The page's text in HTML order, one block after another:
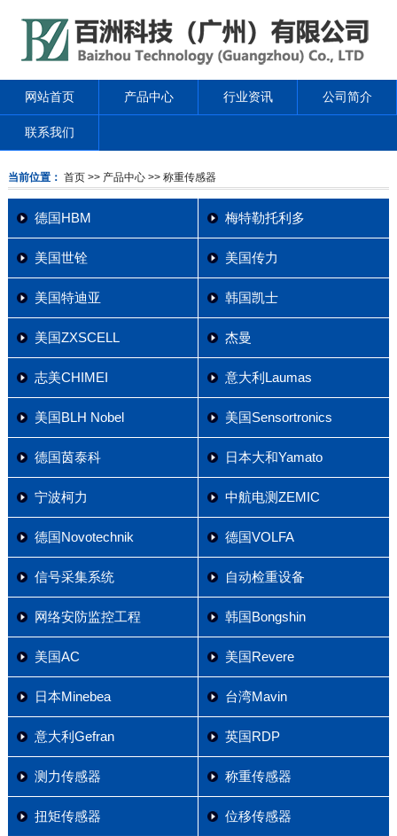
网站首页 产品中心 行业资讯 公司简介
联系我们
当前位置： 首页 >> 产品中心>> 称重传感器
德国HBM 梅特勒托利多
美国世铨 美国传力
美国特迪亚 韩国凯士
美国ZXSCELL 杰曼
志美CHIMEI 意大利Laumas
美国BLH Nobel 美国Sensortronics
德国茵泰科 日本大和Yamato
宁波柯力 中航电测ZEMIC
德国Novotechnik 德国VOLFA
信号采集系统 自动检重设备
网络安防监控工程 韩国Bongshin
美国AC 美国Revere
日本Minebea 台湾Mavin
意大利Gefran 英国RDP
测力传感器 称重传感器
扭矩传感器 位移传感器